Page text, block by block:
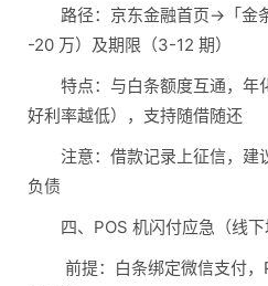
路径：京东金融首页→「金
-20 万）及期限（3-12 期）
特点：与白条额度互通，年
好利率越低），支持随借随还
注意：借款记录上征信，建
负债
四、POS 机闪付应急（线下
前提：白条绑定微信支付